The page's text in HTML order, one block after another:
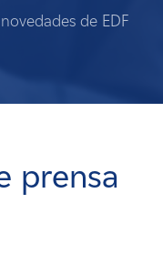
de EDF
prensa